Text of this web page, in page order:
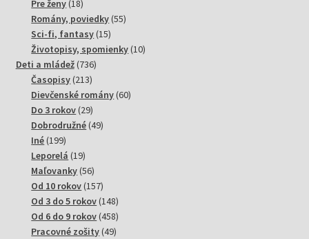
Pre ženy 1818
produktov
Romány, poviedky 5555
Sci-fi, fantasy 1515
produktov
Životopisy, spomienky 1010
Deti a mládež 736736
Časopisy 213213
produktov
Dievčenské romány 6060
Do 3 rokov 2929
produktov
Dobrodružné 4949
Iné 199199
produktov
Leporelá 1919
produktov
Maľovanky 5656
produktov
Od 10 rokov 157157
produktov
Od 3 do 5 rokov 148148
produktov
Od 6 do 9 rokov 458458
produktov
Pracovné zošity 4949